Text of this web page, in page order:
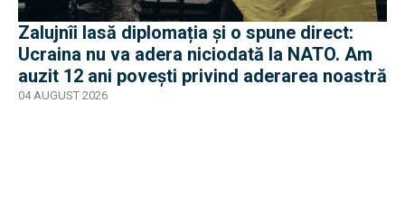
Zalujnîi lasă diplomația și o spune direct:
Ucraina nu va adera niciodată la NATO. Am
auzit 12 ani povești privind aderarea noastră
04 AUGUST 2026